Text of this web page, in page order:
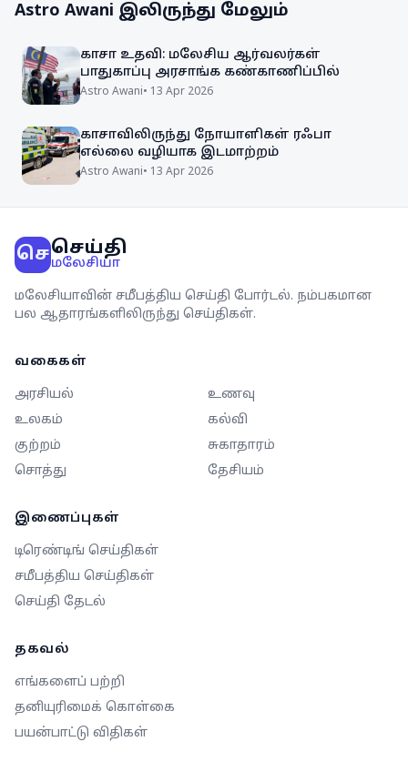
Astro Awani இலிருந்து மேலும்
காசா உதவி: மலேசிய ஆர்வலர்கள்
பாதுகாப்பு அரசாங்க கண்காணிப்பில்
Astro Awani• 13 Apr 2026
காசாவிலிருந்து நோயாளிகள் ரஃபா
எல்லை வழியாக இடமாற்றம்
Astro Awani• 13 Apr 2026
செசெய்தி
மலேசியா
மலேசியாவின் சமீபத்திய செய்தி போர்டல். நம்பகமான
பல ஆதாரங்களிலிருந்து செய்திகள்.
வகைகள்
அரசியல்
உணவு
உலகம்
கல்வி
குற்றம்
சுகாதாரம்
சொத்து
தேசியம்
இணைப்புகள்
டிரெண்டிங் செய்திகள்
சமீபத்திய செய்திகள்
செய்தி தேடல்
தகவல்
எங்களைப் பற்றி
தனியுரிமைக் கொள்கை
பயன்பாட்டு விதிகள்